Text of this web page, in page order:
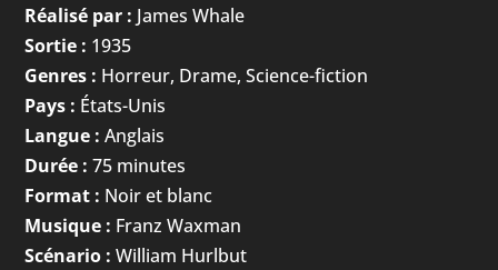
Réalisé par : James Whale
Sortie : 1935
Genres : Horreur, Drame, Science-fiction
Pays : États-Unis
Langue : Anglais
Durée : 75 minutes
Format : Noir et blanc
Musique : Franz Waxman
Scénario : William Hurlbut